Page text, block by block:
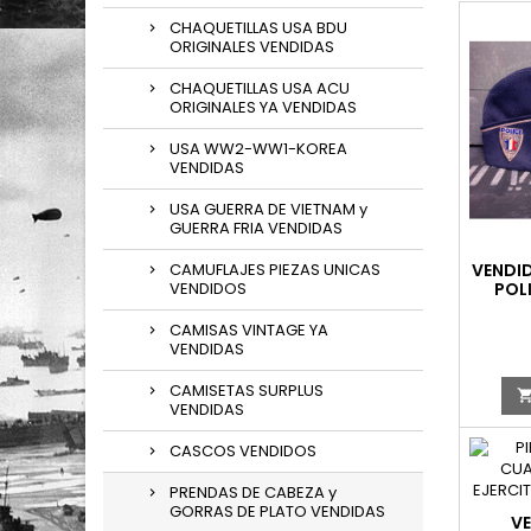
CHAQUETILLAS USA BDU
ORIGINALES VENDIDAS
CHAQUETILLAS USA ACU
ORIGINALES YA VENDIDAS
USA WW2-WW1-KOREA
VENDIDAS
USA GUERRA DE VIETNAM y
GUERRA FRIA VENDIDAS
CAMUFLAJES PIEZAS UNICAS
VENDIDOS
CAMISAS VINTAGE YA
VENDIDAS
CAMISETAS SURPLUS
VENDIDAS
CASCOS VENDIDOS
PRENDAS DE CABEZA y
GORRAS DE PLATO VENDIDAS
